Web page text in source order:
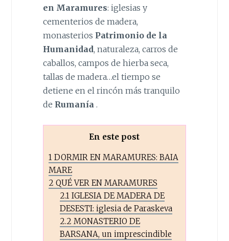
en Maramures: iglesias y
cementerios de madera,
monasterios Patrimonio de la
Humanidad, naturaleza, carros de
caballos, campos de hierba seca,
tallas de madera…el tiempo se
detiene en el rincón más tranquilo
de Rumanía.
En este post
1 DORMIR EN MARAMURES: BAIA
MARE
2 QUÉ VER EN MARAMURES
2.1 IGLESIA DE MADERA DE
DESESTI: iglesia de Paraskeva
2.2 MONASTERIO DE
BARSANA, un imprescindible